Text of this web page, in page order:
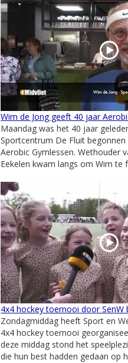
Wim de Jong geeft 40 jaar
Maandag was het 40 jaar
Sportcentrum De Fluit
Aerobic Gymlessen. Wethouder
Eekelen kwam langs om Wim te
4x4 hockey toernooi door SenW
Zondagmiddag heeft Sport en
4x4 hockey toernooi
deze middag stond het
die hun best hadden gedaan op